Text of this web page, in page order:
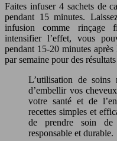
Faites infuser 4 sachets de
pendant 15 minutes.
infusion comme rinçage
intensifier l’effet, vous
pendant 15-20 minutes
par semaine pour des
L’utilisation de soins
d’embellir vos
votre santé et de
recettes simples et
de prendre soin de
responsable et durable.